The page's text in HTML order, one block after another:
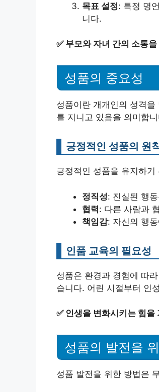
목표 설정: 특정 명
니다.
✅ 부모와 자녀 간의 소통
성품의 중요성
성품이란 개개인의 성격
를 지니고 있음을 의미합
긍정적인 성품의 원
긍정적인 성품을 유지하
정직성: 진실된 행
협력: 다른 사람과
책임감: 자신의 행
인품 교육의 필요성
성품은 환경과 경험에 따
습니다. 어린 시절부터 인
✅ 인생을 변화시키는 힘을
성품의 발전을
성품 발전을 위한 방법은